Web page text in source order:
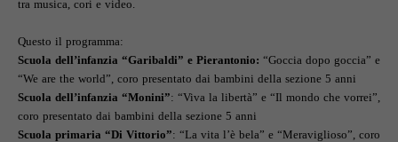
tra musica, cori e video.
Questo il programma:
Scuola dell’infanzia “Garibaldi” e Pierantonio: “Goccia dopo goccia” e
“We are the world”, coro presentato dai bambini della sezione 5 anni
Scuola dell’infanzia “Monini”: “Viva la libertà” e “Il mondo che vorrei”,
coro presentato dai bambini della sezione 5 anni
Scuola primaria “Di Vittorio”: “La vita l’è bela” e “Meraviglioso”, coro